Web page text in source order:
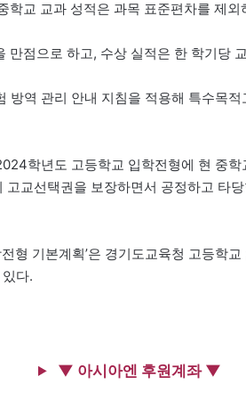
학교 교과 성적은 과목 표준편차를 제
만점으로 하고, 수상 실적은 한 학기당
방역 관리 안내 지침을 적용해 특수목
학년도 고등학교 입학전형에 현 중
고교선택권을 보장하면서 공정하고 타
형 기본계획’은 경기도교육청 고등학교
다.
▼ 아시아엔 후원계좌 ▼